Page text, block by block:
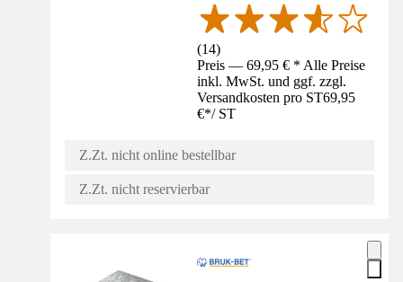
(14)
Preis — 69,95 € * Alle Preise
inkl. MwSt. und ggf. zzgl.
Versandkosten pro ST69,95
€*/ ST
Z.Zt. nicht online bestellbar
Z.Zt. nicht reservierbar